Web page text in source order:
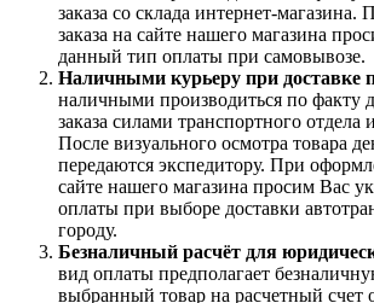
заказа со склада интернет-
заказа на сайте нашего магазина
данный тип оплаты при самовывозе.
Наличными курьеру при доставке
наличными производиться по факту
заказа силами транспортного отдела
После визуального осмотра товара
передаются экспедитору. При
сайте нашего магазина просим Вас
оплаты при выборе доставки
городу.
Безналичный расчёт для
вид оплаты предполагает
выбранный товар на расчетный